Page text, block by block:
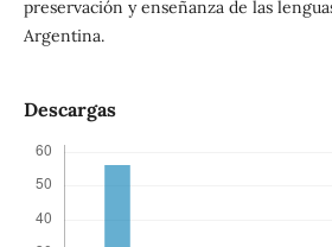
preservación y enseñanza de las
Argentina.
Descargas